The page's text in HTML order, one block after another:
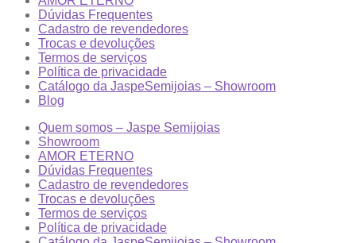
Dúvidas Frequentes
Cadastro de revendedores
Trocas e devoluções
Termos de serviços
Política de privacidade
Catálogo da JaspeSemijoias – Showroom
Blog
Quem somos – Jaspe Semijoias
Showroom
AMOR ETERNO
Dúvidas Frequentes
Cadastro de revendedores
Trocas e devoluções
Termos de serviços
Política de privacidade